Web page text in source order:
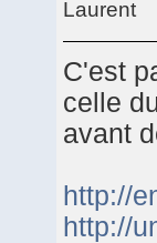
Laurent
C'est
celle
avant
http://
http://